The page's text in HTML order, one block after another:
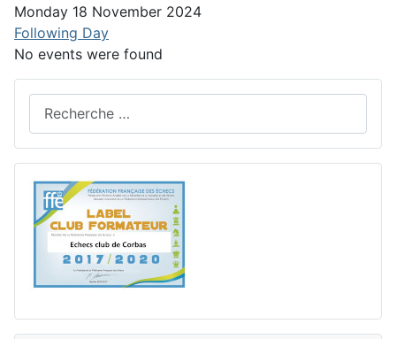
Monday 18 November 2024
Following Day
No events were found